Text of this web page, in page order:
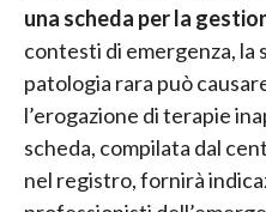
una scheda per la
contesti di emergenza, la
patologia rara può
l’erogazione di terapie
scheda, compilata dal
nel registro, fornirà